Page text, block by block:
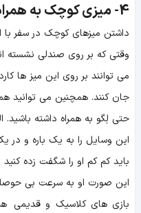
4- میزی کوچک به
داشتن میزهای کوچک در سفر با
وقتی که بر روی صندلی نشسته
می توانند بر روی این میز ها
جان کنند. همچنین می توانید
حتی لِگو به همراه داشته باشید.
این وسایل را به یک باره و در
باید کم کم او را شگفت زده کنید
این صورت او به سرعت بی
بازی های کلاسیک و قدیمی